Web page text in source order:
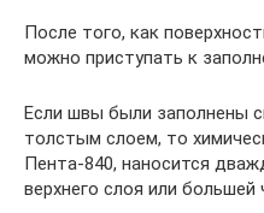
После того, как
можно приступать к
Если швы были заполнены
толстым слоем, то
Пента-840, наносится
верхнего слоя или большей